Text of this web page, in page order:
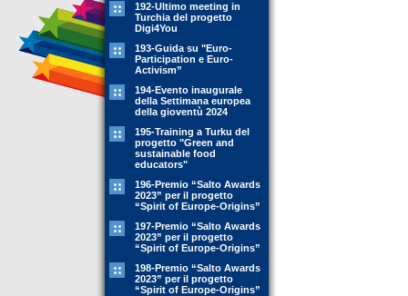
192-Ultimo meeting in
Turchia del progetto
Digi4You
193-Guida su "Euro-
Participation e Euro-
Activism”
194-Evento inaugurale
della Settimana europea
della gioventù 2024
195-Training a Turku del
progetto "Green and
sustainable food
educators"
196-Premio “Salto Awards
2023” per il progetto
“Spirit of Europe-Origins”
197-Premio “Salto Awards
2023” per il progetto
“Spirit of Europe-Origins”
198-Premio “Salto Awards
2023” per il progetto
“Spirit of Europe-Origins”